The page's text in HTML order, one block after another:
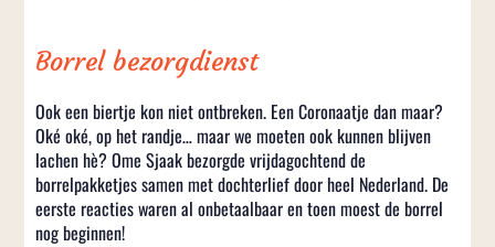
Borrel bezorgdienst
Ook een biertje kon niet ontbreken. Een Coronaatje dan maar?
Oké oké, op het randje… maar we moeten ook kunnen blijven
lachen hè? Ome Sjaak bezorgde vrijdagochtend de
borrelpakketjes samen met dochterlief door heel Nederland. De
eerste reacties waren al onbetaalbaar en toen moest de borrel
nog beginnen!